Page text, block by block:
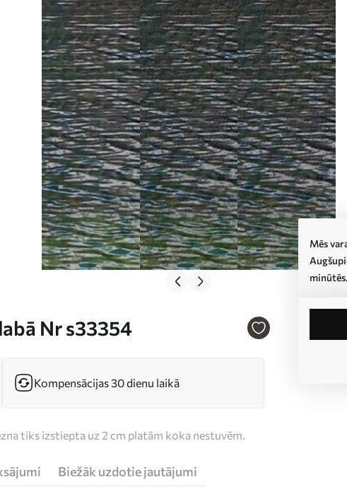
Nr s33354
Mēs
minūtēs.
Kompensācijas 30 dienu laikā
tiks izstiepta uz 2 cm platām koka nestuvēm.
Biežāk uzdotie jautājumi